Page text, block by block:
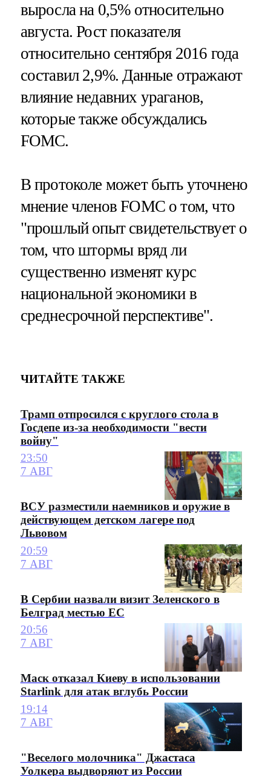
выросла на 0,5% относительно
августа. Рост показателя
относительно сентября 2016 года
составил 2,9%. Данные отражают
влияние недавних ураганов,
которые также обсуждались
FOMC.
В протоколе может быть уточнено
мнение членов FOMC о том, что
"прошлый опыт свидетельствует о
том, что штормы вряд ли
существенно изменят курс
национальной экономики в
среднесрочной перспективе".
ЧИТАЙТЕ ТАКЖЕ
Трамп отпросился с круглого стола в
Госдепе из-за необходимости "вести
войну"
23:50
7 АВГ
ВСУ разместили наемников и оружие в
действующем детском лагере под
Львовом
20:59
7 АВГ
В Сербии назвали визит Зеленского в
Белград местью ЕС
20:56
7 АВГ
Маск отказал Киеву в использовании
Starlink для атак вглубь России
19:14
7 АВГ
"Веселого молочника" Джастаса
Уолкера выдворяют из России